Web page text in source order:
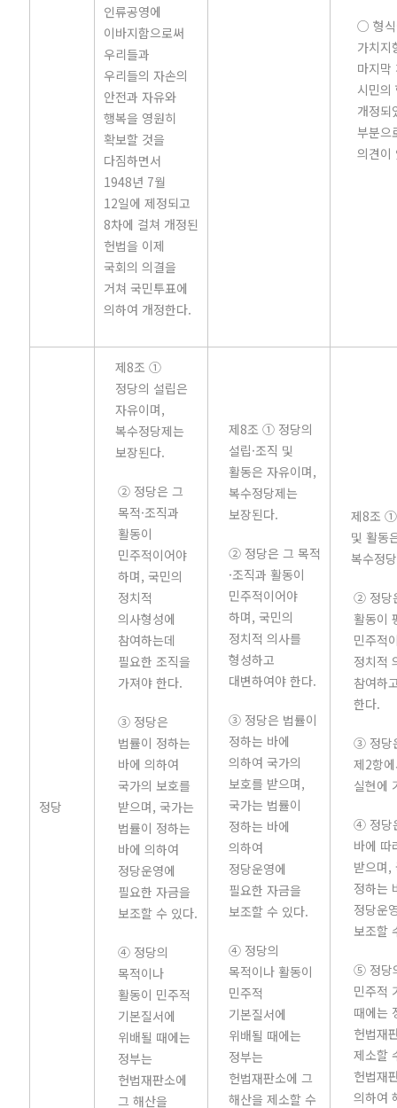
인류공영에
이바지함으로써
우리들과
우리들의 자손의
안전과 자유와
행복을 영원히
확보할 것을
다짐하면서
1948년 7월
12일에 제정되고
8차에 걸쳐 개정된
헌법을 이제
국회의 의결을
거쳐 국민투표에
의하여 개정한다.
○ 형식
가치지
마지막
시민의
개정되
부분으
의견이
정당
제8조 ①
정당의 설립은
자유이며,
복수정당제는
보장된다.
② 정당은 그
목적·조직과
활동이
민주적이어야
하며, 국민의
정치적
의사형성에
참여하는데
필요한 조직을
가져야 한다.
③ 정당은
법률이 정하는
바에 의하여
국가의 보호를
받으며, 국가는
법률이 정하는
바에 의하여
정당운영에
필요한 자금을
보조할 수 있다.
④ 정당의
목적이나
활동이 민주적
기본질서에
위배될 때에는
정부는
헌법재판소에
그 해산을
제8조 ① 정당의
설립·조직 및
활동은 자유이며,
복수정당제는
보장된다.
② 정당은 그 목적
·조직과 활동이
민주적이어야
하며, 국민의
정치적 의사를
형성하고
대변하여야 한다.
③ 정당은 법률이
정하는 바에
의하여 국가의
보호를 받으며,
국가는 법률이
정하는 바에
의하여
정당운영에
필요한 자금을
보조할 수 있다.
④ 정당의
목적이나 활동이
민주적
기본질서에
위배될 때에는
정부는
헌법재판소에 그
해산을 제소할 수
제8조 ①
및 활동
복수정
② 정당
활동이
민주적
정치적
참여하
한다.
③ 정당
제2항
실현에
④ 정당
바에 따
받으며,
정하는
정당운
보조할
⑤ 정당
민주적
때에는
헌법재
제소할
헌법재
의하여